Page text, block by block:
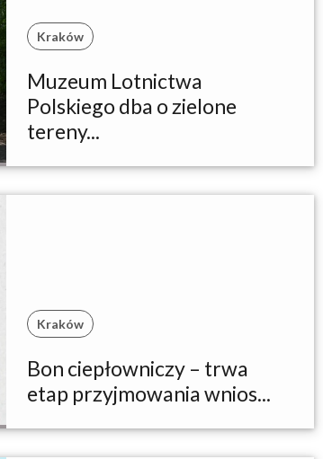
Kraków
Muzeum Lotnictwa
Polskiego dba o zielone
tereny...
Kraków
Bon ciepłowniczy – trwa
etap przyjmowania wnios...